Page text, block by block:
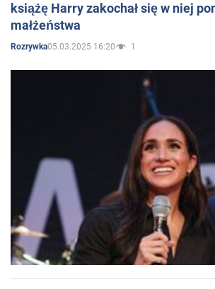
książę Harry zakochał się w niej
małżeństwa
Rozrywka05.03.2025 16:20 1